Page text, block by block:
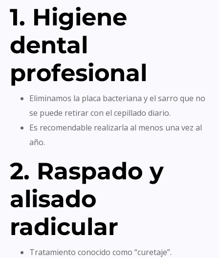
1. Higiene
dental
profesional
Eliminamos la placa bacteriana y el sarro que no
se puede retirar con el cepillado diario.
Es recomendable realizarla al menos una vez al
año.
2. Raspado y
alisado
radicular
Tratamiento conocido como “curetaje”.